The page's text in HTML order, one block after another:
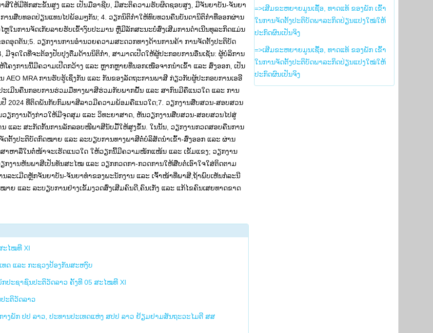
ສີໃຫ້ມີທັກສະຂັ້ນສູງ ແລະ ເປັນມືອາຊີບ, ມີສະຕິຄວາມຮັບຜິດຊອບສູງ, ມີຈັນຍາບັນ-ຈັນຍາ
ານສືບທອດປ່ຽນແທນໄປພ້ອມໆກັນ; 4. ວຽກນິຕິກໍາໃຫ້ທົບທວນຄືນບັນດານິຕິກໍາທີ່ອອກຜ່ານ
ໃນການຈັດເກັບລາຍຮັບເຂົ້າງົບປະມານ ຫຼືມີລັກສະນະບໍ່ສົ່ງເສີມການດຳເນີນທຸລະກິດແມ່ນ
ອຸດຕັນ;5. ວຽກງານການອໍານວຍຄວາມສະດວກທາງດ້ານການຄ້າ ການຈັດຕັ້ງປະຕິບັດ
ມີຈຸດໃດທີ່ຈະຕ້ອງປັບປຸງຕື່ມດ້ານນິຕິກຳ, ສາມາດເປີດໃຫ້ຜູ້ປະກອບການອື່ນເຊັ່ນ: ຜູ້ບໍລິການ
ຄງການນີ້ມີຄວາມເປີດກວ້າງ ແລະ ຫຼາກຫຼາຍທີ່ນອກເໜືອຈາກນໍາເຂົ້າ ແລະ ສົ່ງອອກ, ເປັນ
MRA ການຮັບຮູ້ເຊິ່ງກັນ ແລະ ກັນຂອງລັດຖະການພາສີ ກ່ຽວກັບຜູ້ປະກອບການເອອີ
ະເມີນຄືນກອບການຮ່ວມມືທາງພາສີຮ່ວມກັບພາກພື້ນ ແລະ ສາກົນມີຄືແນວໃດ ແລະ ການ
ປີ 2024 ທີ່ຕິດພັນກັບກົມພາສີລາວມີຄວາມພ້ອມຄືແນວໃດ;7. ວຽກງານສືບສວນ-ສອບສວນ
ຽກງານດັ່ງກ່າວໃຫ້ມີຈຸດສຸມ ແລະ ວິທະຍາສາດ, ຫັນວຽກງານສືບສວນ-ສອບສວນໄປສູ່
ແລະ ສະກັດກັ້ນການລັກລອບໜີພາສີນັບມື້ໃຫ້ສູງຂຶ້ນ. ໃນນັ້ນ, ວຽກງານກວດສອບຄືນການ
ຕັ້ງປະຕິບັດກົດໝາຍ ແລະ ລະບຽບການທາງພາສີຕໍ່ບໍລິສັດນຳເຂົ້າ-ສົ່ງອອກ ແລະ ຜ່ານ
ສາຫາລືໃນຕໍ່ໜ້າຈະເຮັດແນວໃດ ໃຫ້ວຽກນີ້ມີຄວາມໜັກແໜ້ນ ແລະ ເຂັ້ມແຂງ; ວຽກງານ
ກງານຫັນພາສີເປັນທັນສະໄໝ ແລະ ວຽກກວດກາ-ກວດການໃຫ້ສືບຕໍ່ເອົາໃຈໃສ່ຕິດຕາມ
ລະເມີດຫຼັກຈັນຍາບັນ-ຈັນຍາທໍາຂອງພະນັກງານ ແລະ ເຈົ້າໜ້າທີ່ພາສີ,ຖ້າພົບເຫັນກໍລະນີ
ແລະ ລະບຽບການຢ່າງເຂັ້ມງວດສົ່ງເສີມຄົນດີ,ຄົນເກັ່ງ ແລະ ແກ້ໄຂຄົນເສຍທາດຂາດ
ະໄໝທີ XI
ດ ແລະ ກະຊວງປ້ອງກັນສະຫງົບ
ປະຊາຊົນປະຕິວັດລາວ ຄັ້ງທີ 05 ສະໄໝທີ XI
ະຕິວັດລາວ
ງພັກ ປປ ລາວ, ປະທານປະເທດແຫ່ງ ສປປ ລາວ ຢ້ຽມຢາມສັນຖະວະໄມຕີ ສສ
=>ເສີມຂະຫຍາຍມູນເຊື້ອ, ທາດແທ້ ຂອງພັກ ເຂົ້າ
ໃນການຈັດຕັ້ງປະຕິບັດພາລະກິດປ່ຽນແປງໃໝ່ໃຫ້
ປະກົດຜົນເປັນຈິງ
=>ເສີມຂະຫຍາຍມູນເຊື້ອ, ທາດແທ້ ຂອງພັກ ເຂົ້າ
ໃນການຈັດຕັ້ງປະຕິບັດພາລະກິດປ່ຽນແປງໃໝ່ໃຫ້
ປະກົດຜົນເປັນຈິງ